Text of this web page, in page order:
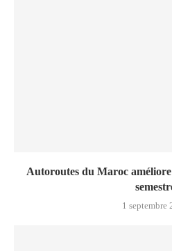
Autoroutes du Maroc
1 septembre